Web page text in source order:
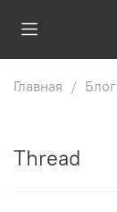
Главная Блог
Thread